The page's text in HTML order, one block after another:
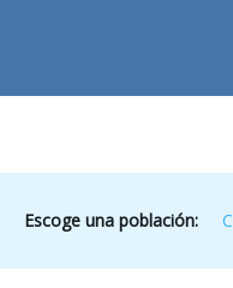
Escoge una población: